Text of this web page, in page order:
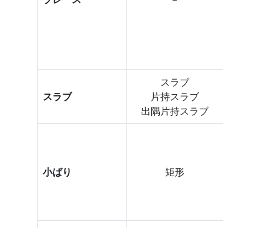
スラブ
スラブ
片持スラブ
出隅片持スラブ
小ばり 矩形